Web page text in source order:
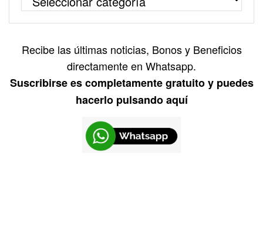
Recibe las últimas noticias, Bonos y Beneficios
directamente en Whatsapp.
Suscribirse es completamente gratuito y puedes
hacerlo pulsando aquí